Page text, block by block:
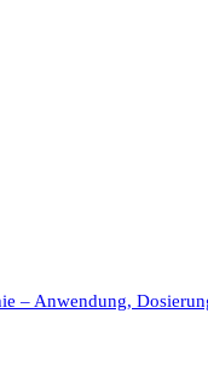
– Anwendung,